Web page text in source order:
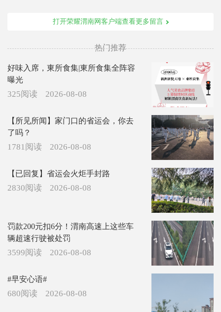
打开荣耀渭南网客户端查看更多留言
热门推荐
好味入席，東所食集|東所食集全阵容
曝光
325阅读 2026-08-08
【所见所闻】家门口的省运会，你去
了吗？
1781阅读 2026-08-08
【已回复】省运会火炬手封路
2830阅读 2026-08-08
罚款200元扣6分！渭南高速上这些车
辆超速行驶被处罚
3599阅读 2026-08-08
#早安心语#
680阅读 2026-08-08